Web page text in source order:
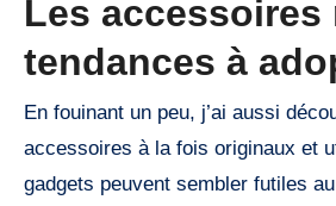
Les accessoires
tendances à
En fouinant un peu, j’ai aussi
accessoires à la fois originaux et
gadgets peuvent sembler futiles